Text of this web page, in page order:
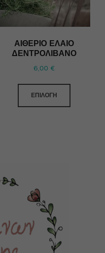
ΑΙΘΈΡΙΟ ΈΛΑΙΟ
ΔΕΝΤΡΟΛΊΒΑΝΟ
6,00 €
ΕΠΙΛΟΓΉ